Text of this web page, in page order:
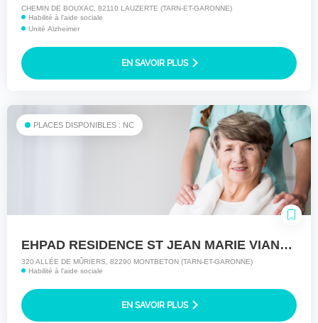
CHEMIN DE BOUXAC, 82110 LAUZERTE (TARN-ET-GARONNE)
Habilité à l'aide sociale
Unité Alzheimer
EN SAVOIR PLUS
PLACES DISPONIBLES : NC
EHPAD RESIDENCE ST JEAN MARIE VIANNEY
320 ALLÉE DE MÛRIERS, 82290 MONTBETON (TARN-ET-GARONNE)
Habilité à l'aide sociale
EN SAVOIR PLUS